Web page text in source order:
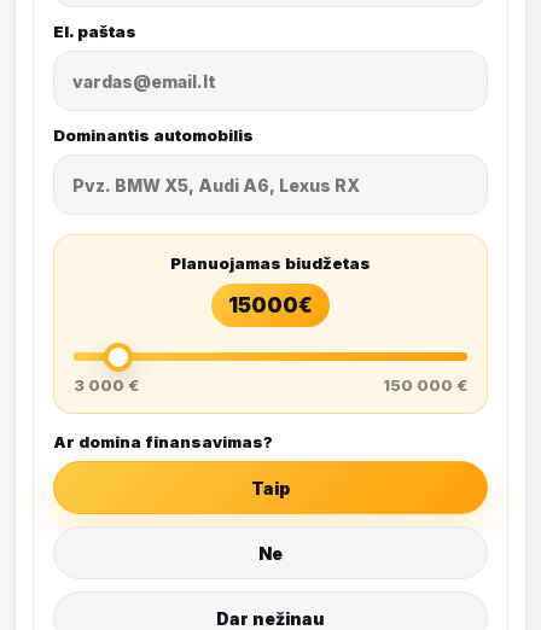
El. paštas
Dominantis automobilis
Planuojamas biudžetas
15000€
3 000 € 150 000 €
Ar domina finansavimas?
Taip
Ne
Dar nežinau